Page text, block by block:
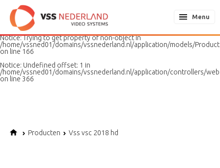
Notice: Undefined variable: page in
/home/vssned01/domains/vssnederland.nl/application/models/
on line
187
Notice: Trying to get property of non-object in
/home/vssned01/domains/vssnederland.nl/application/models/
on line 166
Notice: Undefined offset: 1 in
/home/vssned01/domains/vssnederland.nl/application/controllers/
on line 366
Menu
Producten Vss vsc 2018 hd